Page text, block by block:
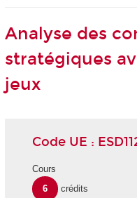
Analyse des
stratégiques
jeux
Code UE :
Cours
6
crédits